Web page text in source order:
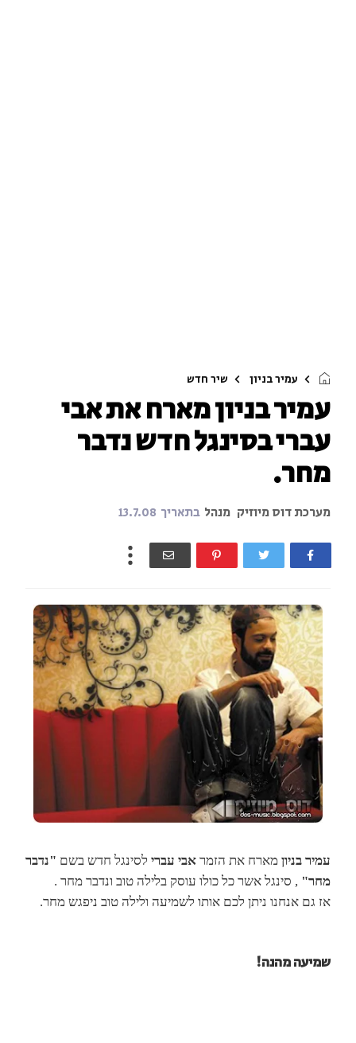
עמיר בניון שיר חדש
עמיר בניון מארח את אבי
עברי בסינגל חדש נדבר
מחר.
מערכת דוס מיוזיק מנהל בתאריך 13.7.08
עמיר בניון מארח את הזמר אבי עברי לסינגל חדש בשם "נדבר
מחר" , סינגל אשר כל כולו עוסק בלילה טוב ונדבר מחר .
אז גם אנחנו ניתן לכם אותו לשמיעה ולילה טוב ניפגש מחר.
שמיעה מהנה!